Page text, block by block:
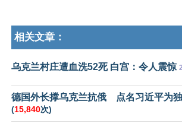
相关文章：
乌克兰村庄遭血洗52死 白宫：令人震惊
德国外长撑乌克兰抗俄 点名习近平为
(15,840次)